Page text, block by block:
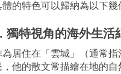
體的特色可以歸納為以下幾
獨特視角的海外生活
為居住在「雲城」（通常
，他的散文常描繪在地的